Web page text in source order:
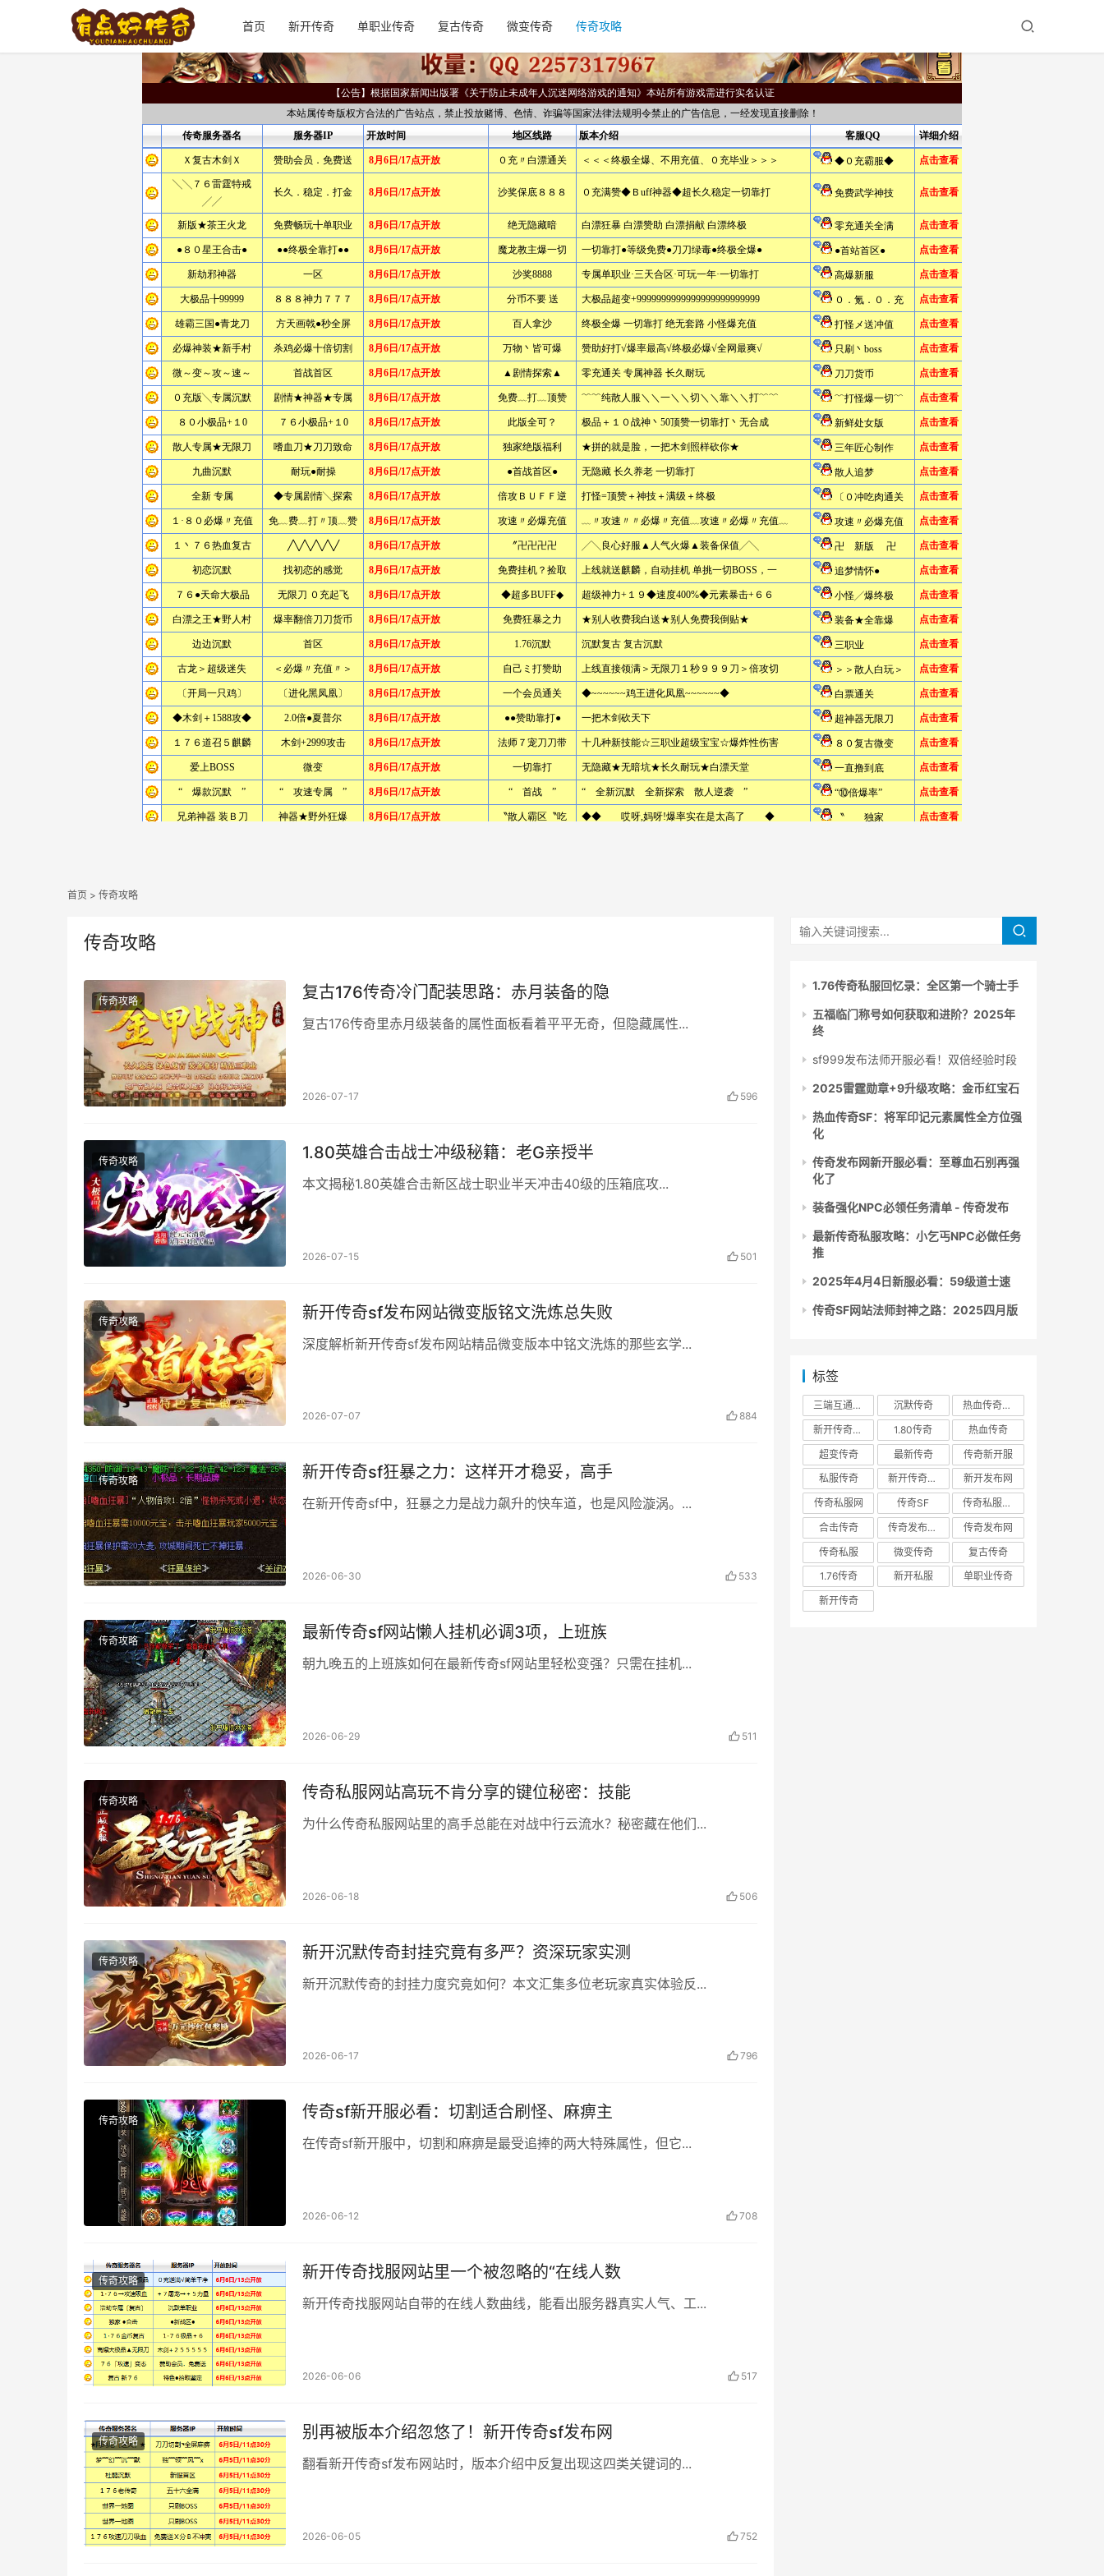
首页 新开传奇 单职业传奇 复古传奇 微变传奇 传奇攻略
首页 > 传奇攻略
传奇攻略
传奇攻略 复古176传奇冷门配装思路：赤月装备的隐
复古176传奇里赤月级装备的属性面板看着平平无奇，但隐藏属性...
2026-07-17 596
传奇攻略 1.80英雄合击战士冲级秘籍：老G亲授半
本文揭秘1.80英雄合击新区战士职业半天冲击40级的压箱底攻...
2026-07-15 501
传奇攻略 新开传奇sf发布网站微变版铭文洗炼总失败
深度解析新开传奇sf发布网站精品微变版本中铭文洗炼的那些玄学...
2026-07-07 884
传奇攻略 新开传奇sf狂暴之力：这样开才稳妥，高手
在新开传奇sf中，狂暴之力是战力飙升的快车道，也是风险漩涡。...
2026-06-30 533
传奇攻略 最新传奇sf网站懒人挂机必调3项，上班族
朝九晚五的上班族如何在最新传奇sf网站里轻松变强？只需在挂机...
2026-06-29 511
传奇攻略 传奇私服网站高玩不肯分享的键位秘密：技能
为什么传奇私服网站里的高手总能在对战中行云流水？秘密藏在他们...
2026-06-18 506
传奇攻略 新开沉默传奇封挂究竟有多严？资深玩家实测
新开沉默传奇的封挂力度究竟如何？本文汇集多位老玩家真实体验反...
2026-06-17 796
传奇攻略 传奇sf新开服必看：切割适合刷怪、麻痹主
在传奇sf新开服中，切割和麻痹是最受追捧的两大特殊属性，但它...
2026-06-12 708
传奇攻略 新开传奇找服网站里一个被忽略的“在线人数
新开传奇找服网站自带的在线人数曲线，能看出服务器真实人气、工...
2026-06-06 517
传奇攻略 别再被版本介绍忽悠了！新开传奇sf发布网
翻看新开传奇sf发布网站时，版本介绍中反复出现这四类关键词的...
2026-06-05 752
1.76传奇私服回忆录：全区第一个骑士手
五福临门称号如何获取和进阶？2025年
终
sf999发布法师开服必看！双倍经验时段
2025雷霆勋章+9升级攻略：金币红宝石
热血传奇SF：将军印记元素属性全方位强
化
传奇发布网新开服必看：至尊血石别再强
化了
装备强化NPC必领任务清单 - 传奇发布
最新传奇私服攻略：小乞丐NPC必做任务
推
2025年4月4日新服必看：59级道士速
传奇SF网站法师封神之路：2025四月版
标签
三端互通传奇 沉默传奇
热血传奇私服
新开传奇私服
1.80传奇
热血传奇
超变传奇
最新传奇
传奇新开服
私服传奇
新开传奇网站
新开发布网
传奇私服网
传奇SF
传奇私服发布网
合击传奇
传奇发布网新开服
传奇发布网
传奇私服
微变传奇
复古传奇
1.76传奇
新开私服
单职业传奇
新开传奇